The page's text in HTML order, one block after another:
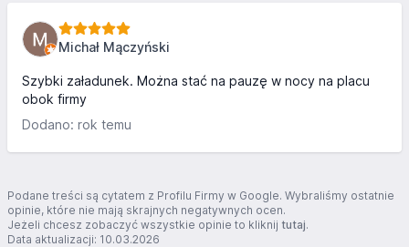
ciagniki a nie uzywane John Deery z Niemiec 🤣🤣 barany
jedne 🤣🤣🤣Michał Mączyński
Szybki załadunek. Można stać na pauzę w nocy na placu
obok firmy
Dodano: rok temu
Podane treści są cytatem z Profilu Firmy w Google. Wybraliśmy ostatnie
opinie, które nie mają skrajnych negatywnych ocen.
Jeżeli chcesz zobaczyć wszystkie opinie to kliknij tutaj.
Data aktualizacji: 10.03.2026